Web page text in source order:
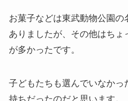
お菓子などは東武動物公園の
ありましたが、その他はちょ
が多かったです。
子どもたちも選んでいなかっ